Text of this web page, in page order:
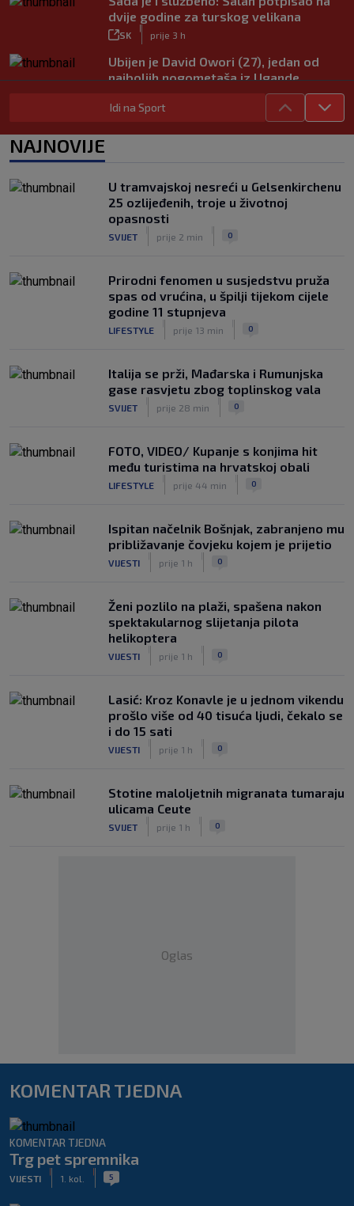
dvije godine za turskog velikana
SK prije 3 h
Ubijen je David Owori (27), jedan od
najboljih nogometaša iz Ugande
Garcia odabrao početnih 11 za Litvu?
Livaja se čini se vraća na klupu
Njemački kroničar govorio o Vuškoviću:
Ima samo jednu manu
SK prije 7 h
Idi na Sport
NAJNOVIJE
U tramvajskoj nesreći u Gelsenkirchenu
25 ozlijeđenih, troje u životnoj
opasnosti
SVIJET prije 2 min 0
Prirodni fenomen u susjedstvu pruža
spas od vrućina, u špilji tijekom cijele
godine 11 stupnjeva
LIFESTYLE prije 13 min 0
Italija se prži, Mađarska i Rumunjska
gase rasvjetu zbog toplinskog vala
SVIJET prije 28 min 0
FOTO, VIDEO/ Kupanje s konjima hit
među turistima na hrvatskoj obali
LIFESTYLE prije 44 min 0
Ispitan načelnik Bošnjak, zabranjeno mu
približavanje čovjeku kojem je prijetio
VIJESTI prije 1 h 0
Ženi pozlilo na plaži, spašena nakon
spektakularnog slijetanja pilota
helikoptera
VIJESTI prije 1 h 0
Lasić: Kroz Konavle je u jednom vikendu
prošlo više od 40 tisuća ljudi, čekalo se
i do 15 sati
VIJESTI prije 1 h 0
Stotine maloljetnih migranata tumaraju
ulicama Ceute
SVIJET prije 1 h 0
Oglas
KOMENTAR TJEDNA
KOMENTAR TJEDNA
Trg pet spremnika
VIJESTI 1. kol. 5